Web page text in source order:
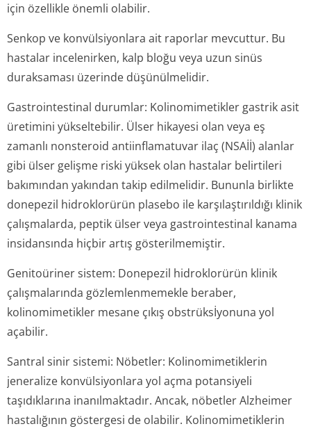
için özellikle önemli olabilir.
Senkop ve konvülsiyonlara ait raporlar mevcuttur. Bu
hastalar incelenirken, kalp bloğu veya uzun sinüs
duraksaması üzerinde düşünülmelidir.
Gastrointestinal durumlar: Kolinomimetikler gastrik asit
üretimini yükseltebilir. Ülser hikayesi olan veya eş
zamanlı nonsteroid antiinflamatuvar ilaç (NSAİİ) alanlar
gibi ülser gelişme riski yüksek olan hastalar belirtileri
bakımından yakından takip edilmelidir. Bununla birlikte
donepezil hidroklorürün plasebo ile karşılaştırıldığı klinik
çalışmalarda, peptik ülser veya gastrointestinal kanama
insidansında hiçbir artış gösterilmemiştir.
Genitoüriner sistem: Donepezil hidroklorürün klinik
çalışmalarında gözlemlenmemekle beraber,
kolinomimetikler mesane çıkış obstrüksİyonuna yol
açabilir.
Santral sinir sistemi: Nöbetler: Kolinomimetiklerin
jeneralize konvülsiyonlara yol açma potansiyeli
taşıdıklarına inanılmaktadır. Ancak, nöbetler Alzheimer
hastalığının göstergesi de olabilir. Kolinomimetiklerin